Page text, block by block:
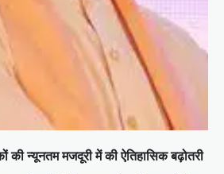
की न्यूनतम मजदूरी में की ऐतिहासिक बढ़ोतरी